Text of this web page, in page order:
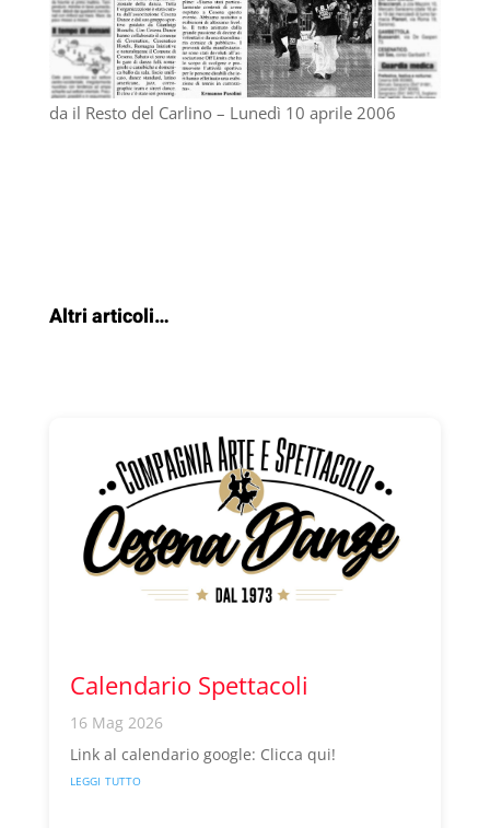
da il Resto del Carlino – Lunedì 10 aprile 2006
Altri articoli…
Calendario Spettacoli
16 Mag 2026
Link al calendario google: Clicca qui!
leggi tutto